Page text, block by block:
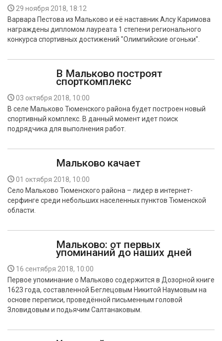
29 ноября 2018, 18:12
Варвара Пестова из Мальково и её наставник Алсу Каримова
награждены дипломом лауреата 1 степени регионального
конкурса спортивных достижений "Олимпийские огоньки".
В Мальково построят
спорткомплекс
03 октября 2018, 10:00
В селе Мальково Тюменского района будет построен новый
спортивный комплекс. В данный момент идет поиск
подрядчика для выполнения работ.
Мальково качает
01 октября 2018, 10:00
Село Мальково Тюменского района – лидер в интернет-
серфинге среди небольших населенных пунктов Тюменской
области.
Мальково: от первых
упоминаний до наших дней
16 сентября 2018, 10:00
Первое упоминание о Мальково содержится в Дозорной книге
1623 года, составленной Беглецовым Никитой Наумовым на
основе переписи, проведённой письменным головой
Зловидовым и подьячим Салтанаковым.